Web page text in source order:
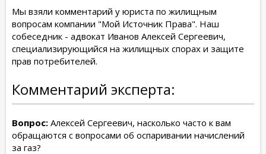
Мы взяли комментарий у юриста по жилищным
вопросам компании "Мой Источник Права". Наш
собеседник - адвокат Иванов Алексей Сергеевич,
специализирующийся на жилищных спорах и защите
прав потребителей.
Комментарий эксперта:
Вопрос: Алексей Сергеевич, насколько часто к вам
обращаются с вопросами об оспаривании начислений
за газ?